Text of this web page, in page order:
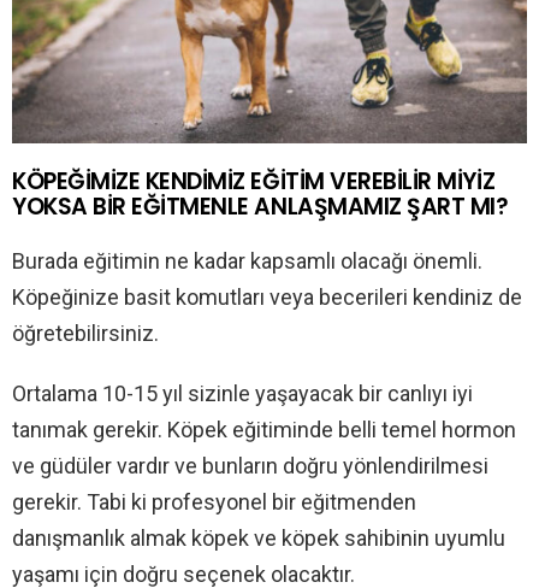
KÖPEĞİMİZE KENDİMİZ EĞİTİM VEREBİLİR MİYİZ
YOKSA BİR EĞİTMENLE ANLAŞMAMIZ ŞART MI?
Burada eğitimin ne kadar kapsamlı olacağı önemli.
Köpeğinize basit komutları veya becerileri kendiniz de
öğretebilirsiniz.
Ortalama 10-15 yıl sizinle yaşayacak bir canlıyı iyi
tanımak gerekir. Köpek eğitiminde belli temel hormon
ve güdüler vardır ve bunların doğru yönlendirilmesi
gerekir. Tabi ki profesyonel bir eğitmenden
danışmanlık almak köpek ve köpek sahibinin uyumlu
yaşamı için doğru seçenek olacaktır.